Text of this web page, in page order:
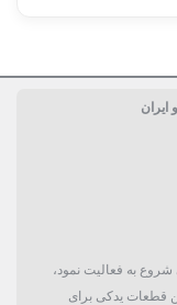
ایران
1393 بصورت رسمی شروع به فعالیت نمود،
قطعات یدکی برای